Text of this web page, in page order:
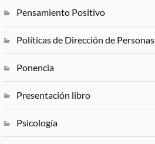
Pensamiento Positivo
Políticas de Dirección de Personas
Ponencia
Presentación libro
Psicología